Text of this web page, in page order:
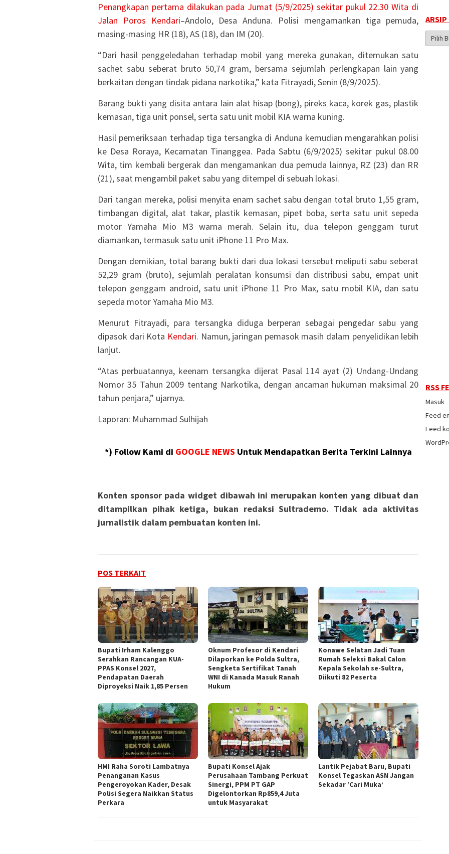
Penangkapan pertama dilakukan pada Jumat (5/9/2025) sekitar pukul 22.30 Wita di
Jalan Poros
Kendari–Andolo, Desa Anduna. Polisi mengamankan tiga pemuda,
masing-masing HR (18), AS (18), dan IM (20).
“Dari hasil penggeledahan terhadap mobil yang mereka gunakan, ditemukan satu
sachet sabu seberat bruto 50,74 gram, bersama sejumlah perlengkapan lain yang
berkaitan dengan tindak pidana narkotika,” kata Fitrayadi, Senin (8/9/2025).
Barang bukti yang disita antara lain alat hisap (bong), pireks kaca, korek gas, plastik
kemasan, tiga unit ponsel, serta satu unit mobil KIA warna kuning.
Hasil pemeriksaan terhadap tiga tersangka di Anduna kemudian mengarahkan polisi
ke Desa Roraya, Kecamatan Tinanggea. Pada Sabtu (6/9/2025) sekitar pukul 08.00
Wita, tim kembali bergerak dan mengamankan dua pemuda lainnya, RZ (23) dan RR
(21), saat mengambil paket sabu yang ditempel di sebuah lokasi.
Dari tangan mereka, polisi menyita enam sachet sabu dengan total bruto 1,55 gram,
timbangan digital, alat takar, plastik kemasan, pipet boba, serta satu unit sepeda
motor Yamaha Mio M3 warna merah. Selain itu, dua telepon genggam turut
diamankan, termasuk satu unit iPhone 11 Pro Max.
Dengan demikian, total barang bukti dari dua lokasi tersebut meliputi sabu seberat
52,29 gram (bruto), sejumlah peralatan konsumsi dan distribusi sabu, empat unit
telepon genggam android, satu unit iPhone 11 Pro Max, satu mobil KIA, dan satu
sepeda motor Yamaha Mio M3.
Menurut Fitrayadi, para tersangka diduga berperan sebagai pengedar sabu yang
dipasok dari Kota Kendari. Namun, jaringan pemasok masih dalam penyelidikan lebih
lanjut.
“Atas perbuatannya, keenam tersangka dijerat Pasal 114 ayat (2) Undang-Undang
Nomor 35 Tahun 2009 tentang Narkotika, dengan ancaman hukuman maksimal 20
tahun penjara,” ujarnya.
Laporan: Muhammad Sulhijah
*) Follow Kami di GOOGLE NEWS Untuk Mendapatkan Berita Terkini Lainnya
Konten sponsor pada widget dibawah ini merupakan konten yang dibuat dan
ditampilkan pihak ketiga, bukan redaksi Sultrademo. Tidak ada aktivitas
jurnalistik dalam pembuatan konten ini.
POS TERKAIT
Bupati Irham Kalenggo
Serahkan Rancangan KUA-
PPAS Konsel 2027,
Pendapatan Daerah
Diproyeksi Naik 1,85 Persen
Oknum Profesor di Kendari
Dilaporkan ke Polda Sultra,
Sengketa Sertifikat Tanah
WNI di Kanada Masuk Ranah
Hukum
Konawe Selatan Jadi Tuan
Rumah Seleksi Bakal Calon
Kepala Sekolah se-Sultra,
Diikuti 82 Peserta
HMI Raha Soroti Lambatnya
Penanganan Kasus
Pengeroyokan Kader, Desak
Polisi Segera Naikkan Status
Perkara
Bupati Konsel Ajak
Perusahaan Tambang Perkuat
Sinergi, PPM PT GAP
Digelontorkan Rp859,4 Juta
untuk Masyarakat
Lantik Pejabat Baru, Bupati
Konsel Tegaskan ASN Jangan
Sekadar ‘Cari Muka’
Arsip
Berita
RSS
Masuk
Feed
Feed